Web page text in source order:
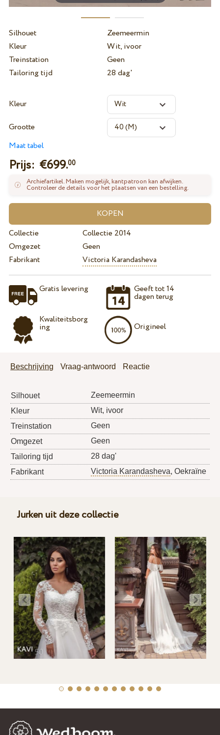
Silhouet
Zeemeermin
Kleur
Wit, ivoor
Treinstation
Geen
Tailoring tijd
28 dag'
Kleur
Grootte
Maat tabel
Prijs: €699.00
Archiefartikel. Maken mogelijk, kantpatroon kan afwijken.
Controleer de details voor het plaatsen van een bestelling.
Collectie
Collectie 2014
Omgezet
Geen
Fabrikant
Victoria Karandasheva
Gratis levering
Kwaliteitsborg
ing
Geeft tot 14
dagen terug
Origineel
Beschrijving Vraag-antwoord Reactie
Silhouet
Zeemeermin
Kleur
Wit, ivoor
Treinstation
Geen
Omgezet
Geen
Tailoring tijd
28 dag'
Fabrikant
Victoria Karandasheva, Oekraïne
Jurken uit deze collectie